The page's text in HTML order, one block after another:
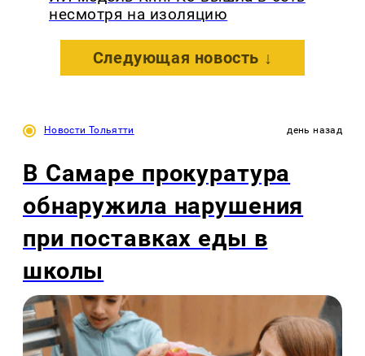
несмотря на изоляцию
Следующая новость ↓
Новости Тольятти день назад
В Самаре прокуратура
обнаружила нарушения
при поставках еды в
школы